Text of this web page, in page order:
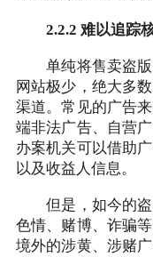
2.2.2 难以追踪核
单纯将售卖盗版
网站极少，绝大多
渠道。常见的广告
端非法广告、自营
办案机关可以借助
以及收益人信息。
但是，如今的盗
色情、赌博、诈骗
境外的涉黄、涉赌